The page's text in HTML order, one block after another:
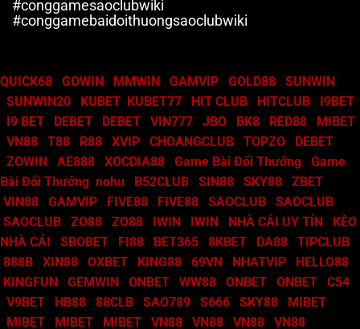
#conggamesaoclubwiki
#conggamebaidoithuongsaoclubwiki
QUICK68 GOWIN MMWIN GAMVIP GOLD88
SUNWIN
SUNWIN20
KUBET KUBET77 HIT CLUB HITCLUB
I9BET
I9 BET
DEBET DEBET VIN777 JBO BK8 RED88
MIBET
VN88
T88 R88 XVIP CHOANGCLUB TOPZO
DEBET
ZOWIN
AE888 XOCDIA88 Game Bài Đổi Thưởng
Game
Bài Đổi Thưởng nohu B52CLUB SIN88 SKY88
ZBET
VIN88
GAMVIP FIVE88 FIVE88 SAOCLUB
SAOCLUB
SAOCLUB
ZO88 ZO88 IWIN IWIN NHÀ CÁI UY TÍN
KÈO
NHÀ CÁI
SBOBET FI88 BET365 8KBET DA88
TIPCLUB
888B
XIN88 OXBET KING88 69VN NHATVIP
HELLO88
KINGFUN
GEMWIN ONBET WW88 ONBET ONBET
C54
V9BET
HB88 88CLB SAO789 S666 SKY88
MIBET
MIBET
MIBET MIBET VN88 VN88 VN88 VN88